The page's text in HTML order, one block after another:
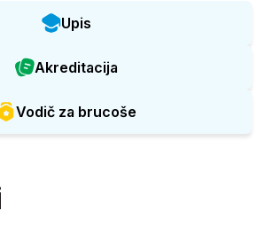
Upis
Akreditacija
Vodič za brucoše